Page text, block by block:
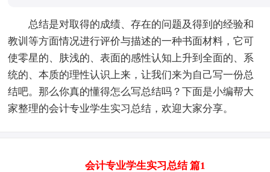
总结是对取得的成绩、存在的问题及得到的经验和
教训等方面情况进行评价与描述的一种书面材料，它可
使零星的、肤浅的、表面的感性认知上升到全面的、系
统的、本质的理性认识上来，让我们来为自己写一份总
结吧。那么你真的懂得怎么写总结吗？下面是小编帮大
家整理的会计专业学生实习总结，欢迎大家分享。
会计专业学生实习总结 篇1